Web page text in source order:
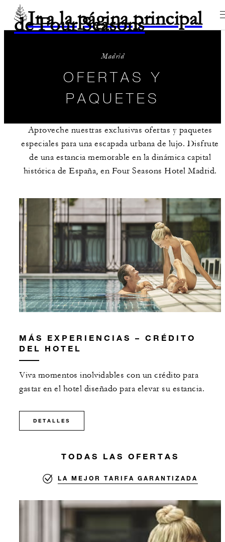
Ir a la página principal
de Four Seasons
Madrid
OFERTAS Y
PAQUETES
Aproveche nuestras exclusivas ofertas y paquetes
especiales para una escapada urbana de lujo. Disfrute
de una estancia memorable en la dinámica capital
histórica de España, en Four Seasons Hotel Madrid.
MÁS EXPERIENCIAS – CRÉDITO
DEL HOTEL
Viva momentos inolvidables con un crédito para
gastar en el hotel diseñado para elevar su estancia.
DETALLES
TODAS LAS OFERTAS
LA MEJOR TARIFA GARANTIZADA